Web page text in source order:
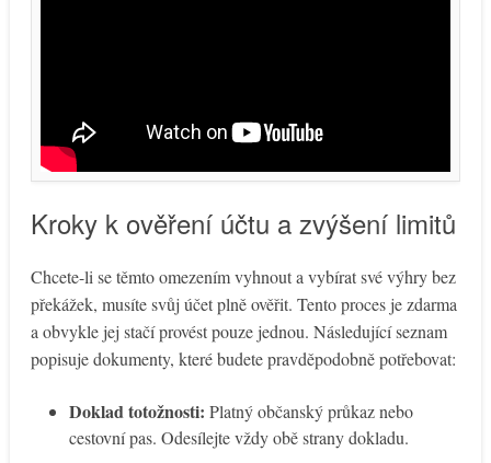
Kroky k ověření účtu a zvýšení limitů
Chcete-li se těmto omezením vyhnout a vybírat své výhry bez
překážek, musíte svůj účet plně ověřit. Tento proces je zdarma
a obvykle jej stačí provést pouze jednou. Následující seznam
popisuje dokumenty, které budete pravděpodobně potřebovat:
Doklad totožnosti: Platný občanský průkaz nebo
cestovní pas. Odesílejte vždy obě strany dokladu.